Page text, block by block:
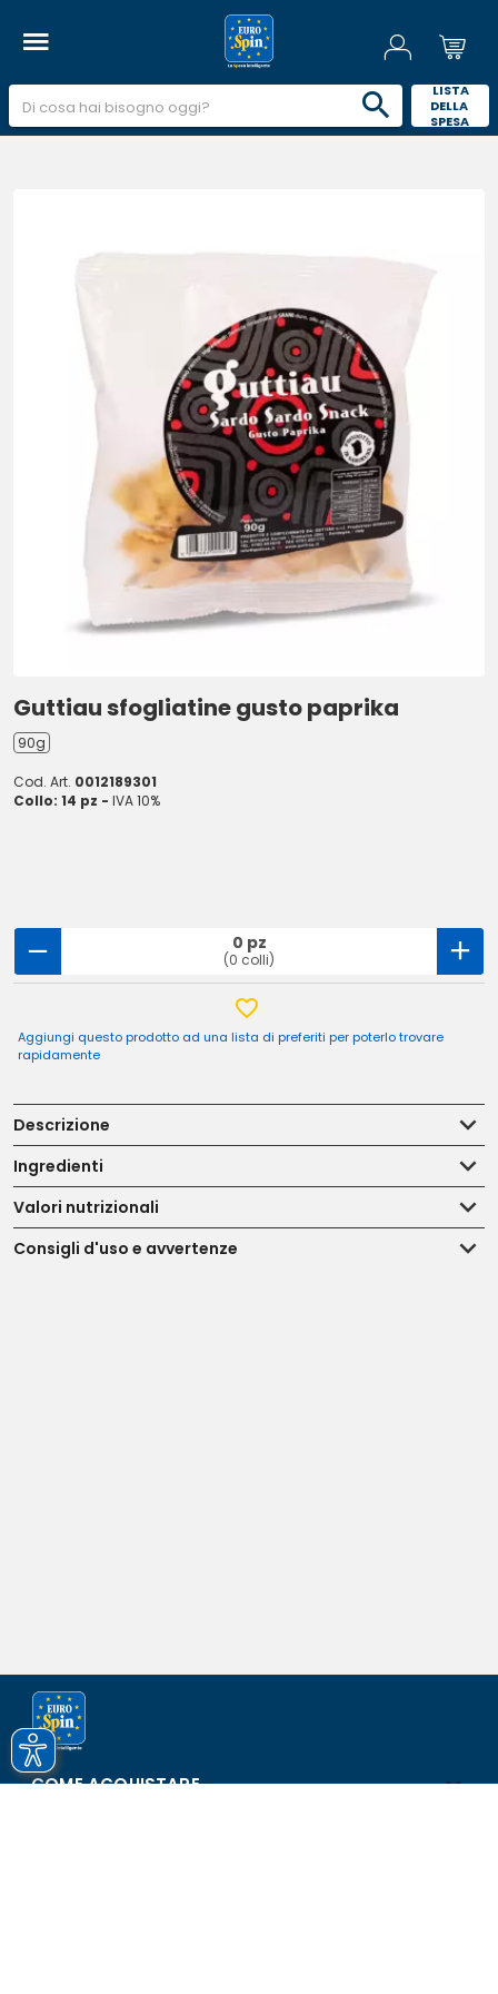
LISTA
DELLA
SPESA
Guttiau sfogliatine gusto paprika
90g
Cod. Art. 0012189301
Collo: 14 pz - IVA 10%
0 pz
(0 colli)
Aggiungi questo prodotto ad una lista di preferiti per poterlo trovare
rapidamente
Descrizione
Ingredienti
Valori nutrizionali
Consigli d'uso e avvertenze
COME ACQUISTARE